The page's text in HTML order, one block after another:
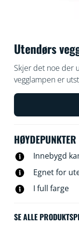
Utendørs
Skjer det noe der
vegglampen er
slik at du alltid
kameraets slår
slik at du både
HØYDEPUNKTER
Innebygd
Egnet for
I full farge
SE ALLE